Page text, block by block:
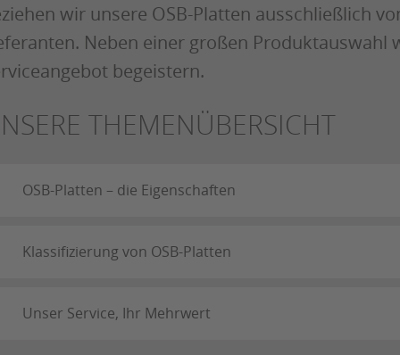
wir unsere OSB-Platten ausschließlich
Neben einer großen Produktauswahl
begeistern.
THEMENÜBERSICHT
OSB-Platten – die Eigenschaften
Klassifizierung von OSB-Platten
Unser Service, Ihr Mehrwert